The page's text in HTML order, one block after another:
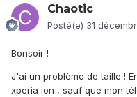
Chaotic
Posté(e) 31
Bonsoir !
J'ai un problème de taille !
xperia ion , sauf que mon